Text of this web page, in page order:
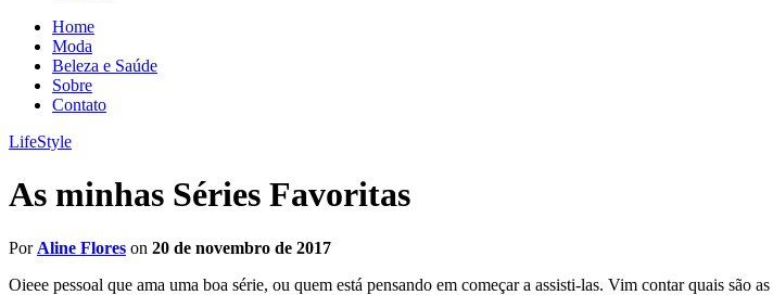
Home
Moda
Beleza e Saúde
Sobre
Contato
LifeStyle
As minhas Séries Favoritas
Por Aline Flores on 20 de novembro de 2017
Oieee pessoal que ama uma boa série, ou quem está pensando em começar a assisti-las. Vim contar quais são as